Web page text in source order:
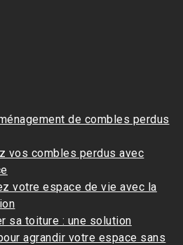
de combles perdus
vos combles perdus avec
votre espace de vie avec la
sa toiture : une solution
agrandir votre espace sans